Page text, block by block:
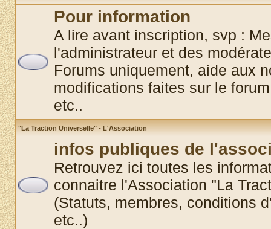
Pour information
A lire avant inscription, svp :
l'administrateur et des
Forums uniquement, aide aux
modifications faites sur le
etc..
"La Traction Universelle" - L'Association
infos publiques de
Retrouvez ici toutes les
connaitre l'Association "La
(Statuts, membres, conditions
etc..)